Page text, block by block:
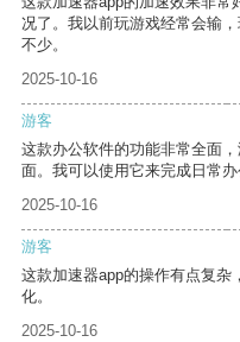
况了。我以前玩游戏经常会输
不少。
2025-10-16
游客
这款办公软件的功能非常全面
面。我可以使用它来完成日常办
2025-10-16
游客
这款加速器app的操作有点复杂
化。
2025-10-16